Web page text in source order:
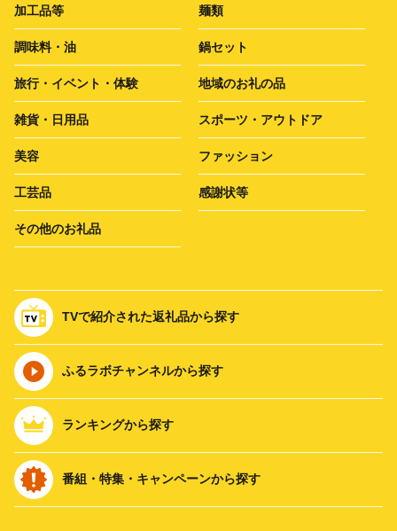
加工品等 麺類
調味料・油 鍋セット
旅行・イベント・体験 地域のお礼の品
雑貨・日用品 スポーツ・アウトドア
美容 ファッション
工芸品 感謝状等
その他のお礼品
TVで紹介された返礼品から探す
ふるラボチャンネルから探す
ランキングから探す
番組・特集・キャンペーンから探す